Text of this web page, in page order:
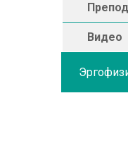
Видео